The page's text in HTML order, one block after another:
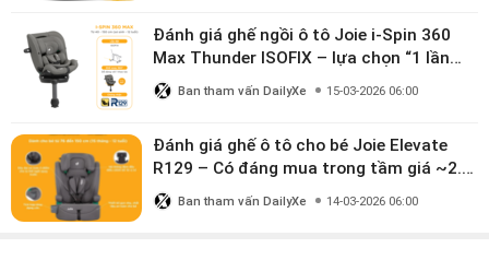
Đánh giá ghế ngồi ô tô Joie i-Spin 360
Max Thunder ISOFIX – lựa chọn “1 lần
dùng đến 12 năm” có đáng giá gần 9
triệu?
Ban tham vấn DailyXe 15-03-2026 06:00
Đánh giá ghế ô tô cho bé Joie Elevate
R129 – Có đáng mua trong tầm giá ~2.8
triệu?
Ban tham vấn DailyXe 14-03-2026 06:00